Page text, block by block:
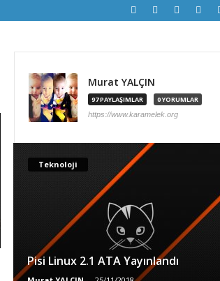
Murat YALÇIN
97 PAYLAŞIMLAR 0 YORUMLAR
https://www.karamelek.org
Teknoloji
Pisi Linux 2.1 ATA Yayınlandı